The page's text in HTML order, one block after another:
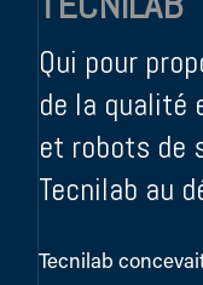
Qui pour
de la qualité
et robots de
Tecnilab au
Tecnilab